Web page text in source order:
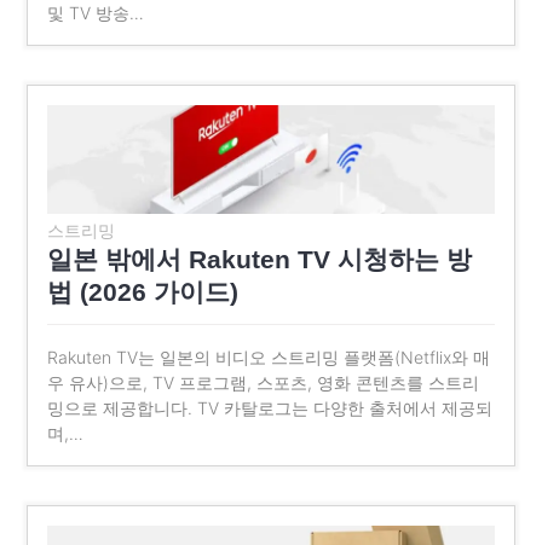
및 TV 방송…
스트리밍
일본 밖에서 Rakuten TV 시청하는 방
법 (2026 가이드)
Rakuten TV는 일본의 비디오 스트리밍 플랫폼(Netflix와 매
우 유사)으로, TV 프로그램, 스포츠, 영화 콘텐츠를 스트리
밍으로 제공합니다. TV 카탈로그는 다양한 출처에서 제공되
며,…